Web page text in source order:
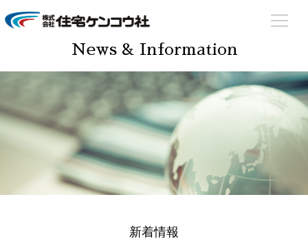
住宅ケンコウ社
住まいのあらゆる場面でサポート致します！
News & Information
新着情報